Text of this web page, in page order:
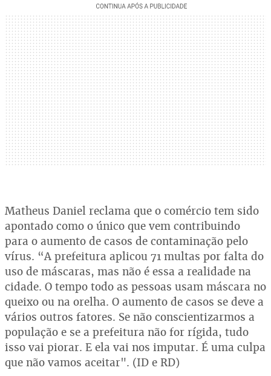
Matheus Daniel reclama que o comércio tem sido
apontado como o único que vem contribuindo
para o aumento de casos de contaminação pelo
vírus. “A prefeitura aplicou 71 multas por falta do
uso de máscaras, mas não é essa a realidade na
cidade. O tempo todo as pessoas usam máscara no
queixo ou na orelha. O aumento de casos se deve a
vários outros fatores. Se não conscientizarmos a
população e se a prefeitura não for rígida, tudo
isso vai piorar. E ela vai nos imputar. É uma culpa
que não vamos aceitar". (ID e RD)